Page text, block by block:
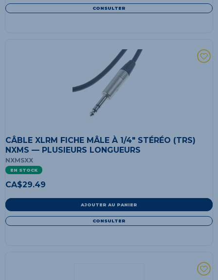
CONSULTER
CÂBLE XLRM FICHE MÂLE À 1/4" STÉRÉO (TRS)
NXMS — PLUSIEURS LONGUEURS
NXMSXX
EN STOCK
CA$29.49
AJOUTER AU PANIER
CONSULTER